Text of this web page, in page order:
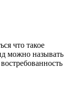
что такое
можно называть